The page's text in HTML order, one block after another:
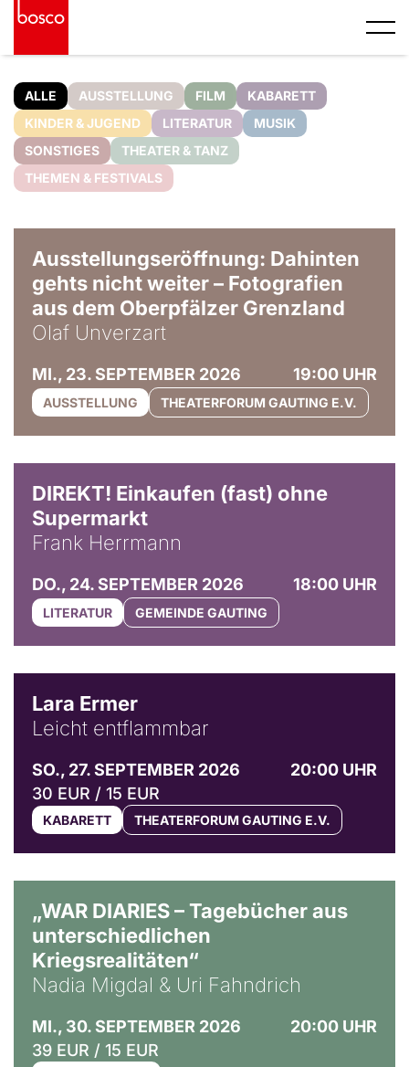
ALLE AUSSTELLUNG FILM
KABARETT
KINDER & JUGEND
LITERATUR
MUSIK
SONSTIGES
THEATER & TANZ
THEMEN & FESTIVALS
Ausstellungseröffnung: Dahinten
gehts nicht weiter – Fotografien
aus dem Oberpfälzer Grenzland
Olaf Unverzart
MI., 23. SEPTEMBER 2026 19:00 UHR
AUSSTELLUNG THEATERFORUM GAUTING E.V.
DIREKT! Einkaufen (fast) ohne
Supermarkt
Frank Herrmann
DO., 24. SEPTEMBER 2026 18:00 UHR
LITERATUR GEMEINDE GAUTING
Lara Ermer
Leicht entflammbar
SO., 27. SEPTEMBER 2026
20:00 UHR
30 EUR / 15 EUR
KABARETT THEATERFORUM GAUTING E.V.
„WAR DIARIES – Tagebücher aus
unterschiedlichen
Kriegsrealitäten“
Nadia Migdal & Uri Fahndrich
MI., 30. SEPTEMBER 2026
20:00 UHR
39 EUR / 15 EUR